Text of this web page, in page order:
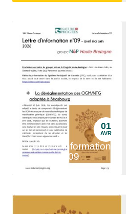
01
AVR
Lettre d'information
n°09